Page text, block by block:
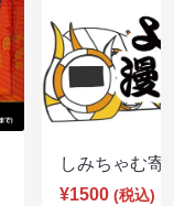
しみちゃむ
¥1500 (税込)